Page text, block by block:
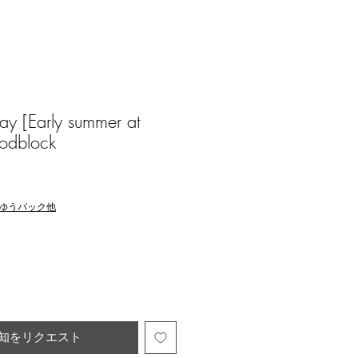
[Early summer at
うパック他
をリクエスト